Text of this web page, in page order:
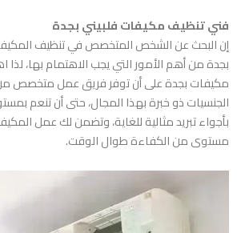
فني تنظيف مكيفات فلبيني بجدة
إن البحث عن الشخص المتخصص في تنظيف
بجدةمن أهم الأمور التي يجب الاهتمام بها،
مكيفات بجدة على أن توفر فريق عمل متخصص من
الجنسيات ذو خبرة بهذا المجال، حتى أن تنعم
بأجواء تبريد مثالية للغاية، وتضمن لك عمل
مستوى من الكفاءة طوال الوقت.